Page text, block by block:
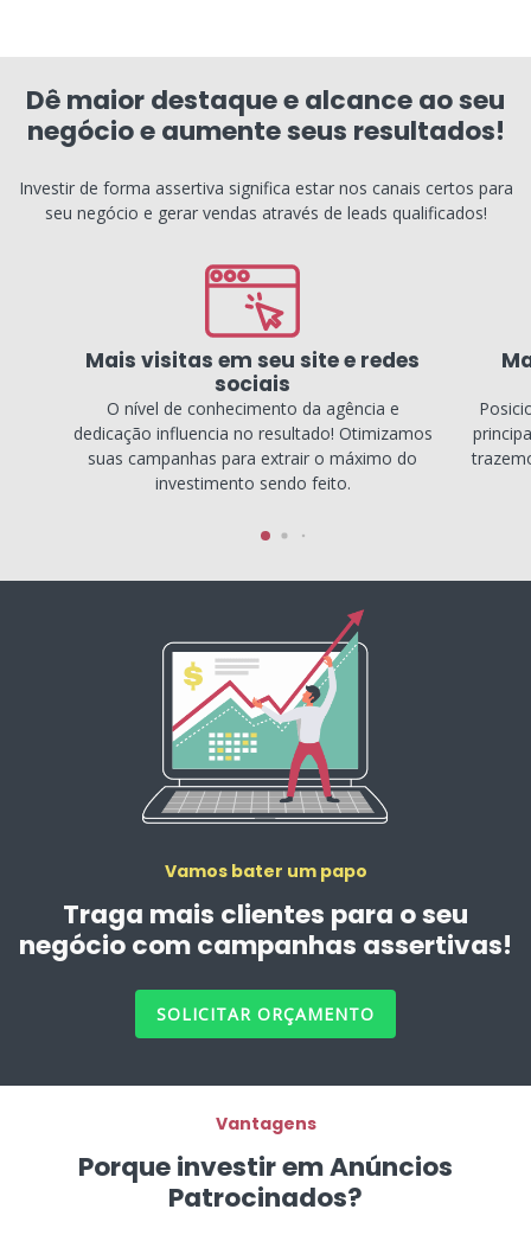
Dê maior destaque e alcance ao seu
negócio e aumente seus resultados!
Investir de forma assertiva significa estar nos canais certos para
seu negócio e gerar vendas através de leads qualificados!
Mais visitas em seu site e redes
sociais
O nível de conhecimento da agência e
dedicação influencia no resultado! Otimizamos
suas campanhas para extrair o máximo do
investimento sendo feito.
Vamos bater um papo
Traga mais clientes para o seu
negócio com campanhas assertivas!
SOLICITAR ORÇAMENTO
Vantagens
Porque investir em Anúncios
Patrocinados?